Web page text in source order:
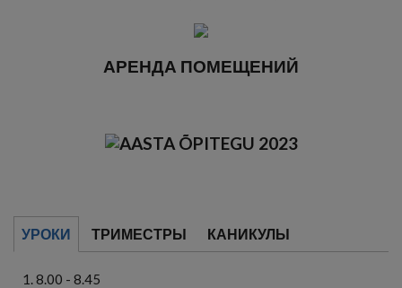
АРЕНДА ПОМЕЩЕНИЙ
УРОКИ ТРИМЕСТРЫ КАНИКУЛЫ
8.00 - 8.45